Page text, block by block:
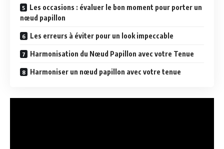
Les occasions : évaluer le bon moment pour porter un
nœud papillon
Les erreurs à éviter pour un look impeccable
Harmonisation du Nœud Papillon avec votre Tenue
Harmoniser un nœud papillon avec votre tenue